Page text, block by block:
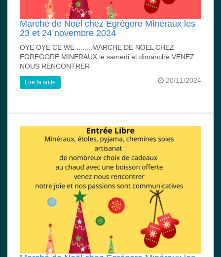
Marché de Noël chez Egrégore Minéraux les
23 et 24 novembre 2024
OYE OYE CE WE ........MARCHE DE NOEL CHEZ
EGREGORE MINERAUX le samedi et dimanche VENEZ
NOUS RENCONTRER
20/11/2024
Lire la suite